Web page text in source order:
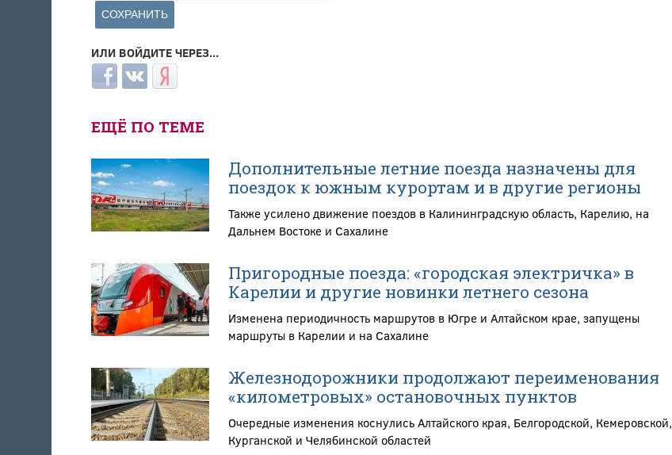
ИЛИ ВОЙДИТЕ ЧЕРЕЗ...
Login with Facebook
Login with ВКонтакте
Login with Яндекс
ЕЩЁ ПО ТЕМЕ
Дополнительные летние поезда назначены для
поездок к южным курортам и в другие регионы
Также усилено движение поездов в Калининградскую область, Карелию, на
Дальнем Востоке и Сахалине
Пригородные поезда: «городская электричка» в
Карелии и другие новинки летнего сезона
Изменена периодичность маршрутов в Югре и Алтайском крае, запущены
маршруты в Карелии и на Сахалине
Железнодорожники продолжают переименования
«километровых» остановочных пунктов
Очередные изменения коснулись Алтайского края, Белгородской, Кемеровской,
Курганской и Челябинской областей